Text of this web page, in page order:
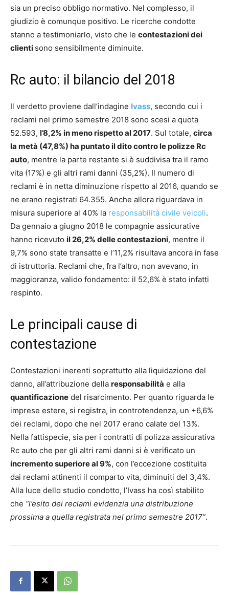
sia un preciso obbligo normativo. Nel complesso, il
giudizio è comunque positivo. Le ricerche condotte
stanno a testimoniarlo, visto che le contestazioni dei
clienti sono sensibilmente diminuite.
Rc auto: il bilancio del 2018
Il verdetto proviene dall’indagine Ivass, secondo cui i
reclami nel primo semestre 2018 sono scesi a quota
52.593, l’8,2% in meno rispetto al 2017. Sul totale, circa
la metà (47,8%) ha puntato il dito contro le polizze Rc
auto, mentre la parte restante si è suddivisa tra il ramo
vita (17%) e gli altri rami danni (35,2%). Il numero di
reclami è in netta diminuzione rispetto al 2016, quando se
ne erano registrati 64.355. Anche allora riguardava in
misura superiore al 40% la responsabilità civile veicoli.
Da gennaio a giugno 2018 le compagnie assicurative
hanno ricevuto il 26,2% delle contestazioni, mentre il
9,7% sono state transatte e l’11,2% risultava ancora in fase
di istruttoria. Reclami che, fra l’altro, non avevano, in
maggioranza, valido fondamento: il 52,6% è stato infatti
respinto.
Le principali cause di
contestazione
Contestazioni inerenti soprattutto alla liquidazione del
danno, all’attribuzione della responsabilità e alla
quantificazione del risarcimento. Per quanto riguarda le
imprese estere, si registra, in controtendenza, un +6,6%
dei reclami, dopo che nel 2017 erano calate del 13%.
Nella fattispecie, sia per i contratti di polizza assicurativa
Rc auto che per gli altri rami danni si è verificato un
incremento superiore al 9%, con l’eccezione costituita
dai reclami attinenti il comparto vita, diminuiti del 3,4%.
Alla luce dello studio condotto, l’Ivass ha così stabilito
che “l’esito dei reclami evidenzia una distribuzione
prossima a quella registrata nel primo semestre 2017”.